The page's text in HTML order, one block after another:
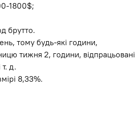
1800$;
брутто.
тому будь-які години,
тижня 2, години, відпрацьовані
д.
8,33%.